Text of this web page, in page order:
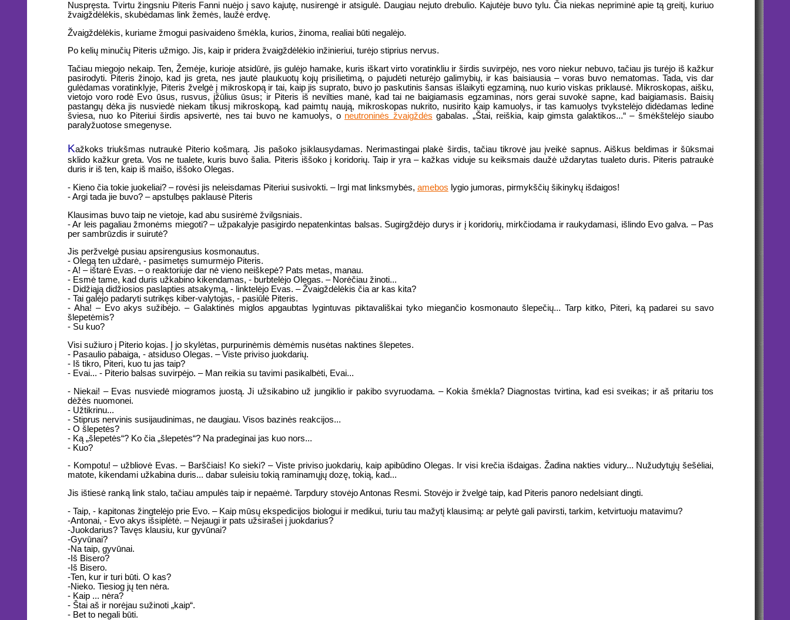
Nuspręsta. Tvirtu žingsniu Piteris Fanni nuėjo į savo kajutę, nusirengė ir atsigulė. Daugiau nejuto drebulio. Kajutėje buvo tylu. Čia niekas nepriminė apie tą greitį, kuriuo
žvaigždėlėkis, skubėdamas link žemės, laužė erdvę.
Žvaigždėlėkis, kuriame žmogui pasivaideno šmėkla, kurios, žinoma, realiai būti negalėjo.
Po kelių minučių Piteris užmigo. Jis, kaip ir pridera žvaigždėlėkio inžinieriui, turėjo stiprius nervus.
Tačiau miegojo nekaip. Ten, Žemėje, kurioje atsidūrė, jis gulėjo hamake, kuris iškart virto voratinkliu ir širdis suvirpėjo, nes voro niekur nebuvo, tačiau jis turėjo iš kažkur
pasirodyti. Piteris žinojo, kad jis greta, nes jautė plaukuotų kojų prisilietimą, o pajudėti neturėjo galimybių, ir kas baisiausia – voras buvo nematomas. Tada, vis dar
gulėdamas voratinklyje, Piteris žvelgė į mikroskopą ir tai, kaip jis suprato, buvo jo paskutinis šansas išlaikyti egzaminą, nuo kurio viskas priklausė. Mikroskopas, aišku,
vietojo voro rodė Evo ūsus, rusvus, įžūlius ūsus; ir Piteris iš nevilties manė, kad tai ne baigiamasis egzaminas, nors gerai suvokė sapne, kad baigiamasis. Baisių
pastangų dėka jis nusviedė niekam tikusį mikroskopą, kad paimtų naują, mikroskopas nukrito, nusirito kaip kamuolys, ir tas kamuolys tvykstelėjo didėdamas ledine
šviesa, nuo ko Piteriui širdis apsivertė, nes tai buvo ne kamuolys, o neutroninės žvaigždės gabalas. „Štai, reiškia, kaip gimsta galaktikos...“ – šmėkštelėjo siaubo
paralyžuotose smegenyse.
Kažkoks triukšmas nutraukė Piterio košmarą. Jis pašoko įsiklausydamas. Nerimastingai plakė širdis, tačiau tikrovė jau įveikė sapnus. Aiškus beldimas ir šūksmai
sklido kažkur greta. Vos ne tualete, kuris buvo šalia. Piteris iššoko į koridorių. Taip ir yra – kažkas viduje su keiksmais daužė uždarytas tualeto duris. Piteris patraukė
duris ir iš ten, kaip iš maišo, iššoko Olegas.
- Kieno čia tokie juokeliai? – rovėsi jis neleisdamas Piteriui susivokti. – Irgi mat linksmybės, amebos lygio jumoras, pirmykščių šikinykų išdaigos!
- Argi tada jie buvo? – apstulbęs paklausė Piteris
Klausimas buvo taip ne vietoje, kad abu susirėmė žvilgsniais.
- Ar leis pagaliau žmonėms miegoti? – užpakalyje pasigirdo nepatenkintas balsas. Sugirgždėjo durys ir į koridorių, mirkčiodama ir raukydamasi, išlindo Evo galva. – Pas
per sambrūzdis ir suirutė?
Jis peržvelgė pusiau apsirengusius kosmonautus.
- Olegą ten uždarė, - pasimetęs sumurmėjo Piteris.
- A! – ištarė Evas. – o reaktoriuje dar nė vieno neiškepė? Pats metas, manau.
- Esmė tame, kad duris užkabino kikendamas, - burbtelėjo Olegas. – Norėčiau žinoti...
- Didžiąją didžiosios paslapties atsakymą, - linktelėjo Evas. – Žvaigždėlėkis čia ar kas kita?
- Tai galėjo padaryti sutrikęs kiber-valytojas, - pasiūlė Piteris.
- Aha! – Evo akys sužibėjo. – Galaktinės miglos apgaubtas lygintuvas piktavališkai tyko miegančio kosmonauto šlepečių... Tarp kitko, Piteri, ką padarei su savo
šlepetėmis?
- Su kuo?
Visi sužiuro į Piterio kojas. Į jo skylėtas, purpurinėmis dėmėmis nusėtas naktines šlepetes.
- Pasaulio pabaiga, - atsiduso Olegas. – Viste priviso juokdarių.
- Iš tikro, Piteri, kuo tu jas taip?
- Evai... - Piterio balsas suvirpėjo. – Man reikia su tavimi pasikalbėti, Evai...
- Niekai! – Evas nusviedė miogramos juostą. Ji užsikabino už jungiklio ir pakibo svyruodama. – Kokia šmėkla? Diagnostas tvirtina, kad esi sveikas; ir aš pritariu tos
dėžės nuomonei.
- Užtikrinu...
- Stiprus nervinis susijaudinimas, ne daugiau. Visos bazinės reakcijos...
- O šlepetės?
- Ką „šlepetės“? Ko čia „šlepetės“? Na pradeginai jas kuo nors...
- Kuo?
- Kompotu! – užbliovė Evas. – Barščiais! Ko sieki? – Viste priviso juokdarių, kaip apibūdino Olegas. Ir visi krečia išdaigas. Žadina nakties vidury... Nužudytųjų šešėliai,
matote, kikendami užkabina duris... dabar suleisiu tokią raminamųjų dozę, tokią, kad...
Jis ištiesė ranką link stalo, tačiau ampulės taip ir nepaėmė. Tarpdury stovėjo Antonas Resmi. Stovėjo ir žvelgė taip, kad Piteris panoro nedelsiant dingti.
- Taip, - kapitonas žingtelėjo prie Evo. – Kaip mūsų ekspedicijos biologui ir medikui, turiu tau mažytį klausimą: ar pelytė gali pavirsti, tarkim, ketvirtuoju matavimu?
-Antonai, - Evo akys išsiplėtė. – Nejaugi ir pats užsirašei į juokdarius?
-Juokdarius? Tavęs klausiu, kur gyvūnai?
-Gyvūnai?
-Na taip, gyvūnai.
-Iš Bisero?
-Iš Bisero.
-Ten, kur ir turi būti. O kas?
-Nieko. Tiesiog jų ten nėra.
- Kaip ... nėra?
- Štai aš ir norėjau sužinoti „kaip“.
- Bet to negali būti.